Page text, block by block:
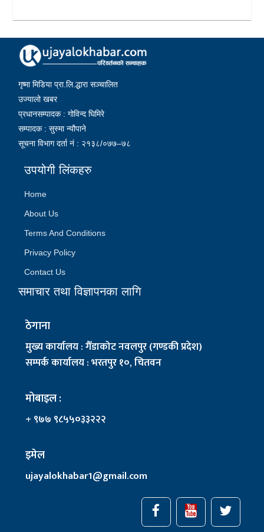
गृष्मा मिडिया प्रा.लि.द्धारा सञ्चालित
उज्यालो खबर
प्रधानसम्पादक : गोविन्द घिमिरे
सम्पादक : सुस्मा न्यौपाने
सूचना विभाग दर्ता नं : २१३८/०७७–७८
उपयोगी लिंकहरु
Home
About Us
Terms And Conditions
Privacy Policy
Contact Us
समाचार तथा विज्ञापनका लागि
ठेगाना
मुख्य कार्यालय : गैँडाकोट नवलपुर (गण्डकी प्रदेश)
सम्पर्क कार्यालय : भरतपुर १०, चितवन
मोबाइल :
+ ९७७ ९८५५०३३२२२
इमेल
ujayalokhabar1@gmail.com